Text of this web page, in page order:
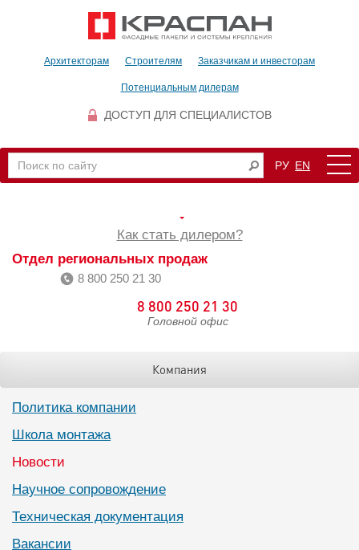
Архитекторам Строителям Заказчикам и инвесторам
Потенциальным дилерам
ДОСТУП ДЛЯ СПЕЦИАЛИСТОВ
РУ EN
Как стать дилером?
Отдел региональных продаж
8 800 250 21 30
8 800 250 21 30
Головной офис
Компания
Политика компании
Школа монтажа
Новости
Научное сопровождение
Техническая документация
Вакансии